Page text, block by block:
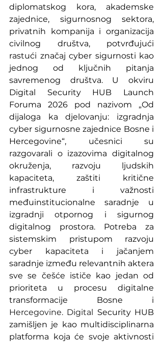
diplomatskog kora, akademske
zajednice, sigurnosnog sektora,
privatnih kompanija i organizacija
civilnog društva, potvrđujući
rastući značaj cyber sigurnosti kao
jednog od ključnih pitanja
savremenog društva. U okviru
Digital Security HUB Launch
Foruma 2026 pod nazivom „Od
dijaloga ka djelovanju: izgradnja
cyber sigurnosne zajednice Bosne i
Hercegovine“, učesnici su
razgovarali o izazovima digitalnog
okruženja, razvoju ljudskih
kapaciteta, zaštiti kritične
infrastrukture i važnosti
međuinstitucionalne saradnje u
izgradnji otpornog i sigurnog
digitalnog prostora. Potreba za
sistemskim pristupom razvoju
cyber kapaciteta i jačanjem
saradnje između relevantnih aktera
sve se češće ističe kao jedan od
prioriteta u procesu digitalne
Hercegovine. Digital Security HUB
zamišljen je kao multidisciplinarna
platforma koja će svoje aktivnosti